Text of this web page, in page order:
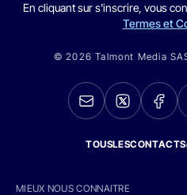
En cliquant sur s'inscrire, vous
Termes et
© 2026 Talmont Media
MIEUX NOUS CONNAITRE